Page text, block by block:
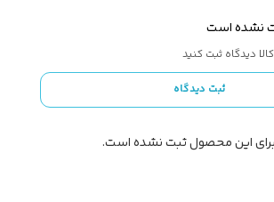
نشده است
دیدگاه ثبت کنید
ثبت دیدگاه
این محصول ثبت نشده است.